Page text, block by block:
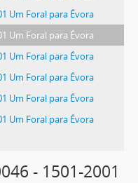
Um Foral para Évora
Um Foral para Évora
Um Foral para Évora
Um Foral para Évora
Um Foral para Évora
Um Foral para Évora
- 1501-2001